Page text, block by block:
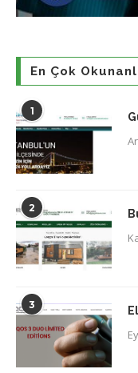
En Çok
1
2
3